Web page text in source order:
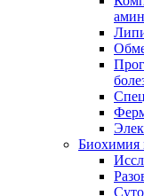
Биохимия